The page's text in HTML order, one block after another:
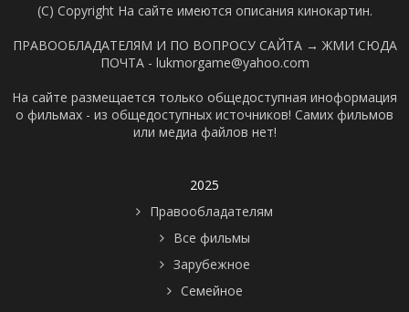
(C) Copyright На сайте имеются описания кинокартин.
ПРАВООБЛАДАТЕЛЯМ И ПО ВОПРОСУ САЙТА → ЖМИ СЮДА
ПОЧТА - lukmorgame@yahoo.com
На сайте размещается только общедоступная иноформация
о фильмах - из общедоступных источников! Самих фильмов
или медиа файлов нет!
2025
Правообладателям
Все фильмы
Зарубежное
Семейное